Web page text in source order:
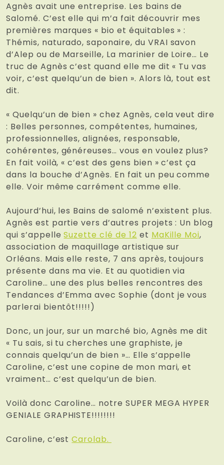
Agnès avait une entreprise. Les bains de
Salomé. C’est elle qui m’a fait découvrir mes
premières marques « bio et équitables » :
Thémis, naturado, saponaire, du VRAI savon
d’Alep ou de Marseille, La marinier de Loire… Le
truc de Agnès c’est quand elle me dit « Tu vas
voir, c’est quelqu’un de bien ». Alors là, tout est
dit.
« Quelqu’un de bien » chez Agnès, cela veut dire
: Belles personnes, compétentes, humaines,
professionnelles, alignées, responsable,
cohérentes, généreuses… vous en voulez plus?
En fait voilà, « c’est des gens bien » c’est ça
dans la bouche d’Agnès. En fait un peu comme
elle. Voir même carrément comme elle.
Aujourd’hui, les Bains de salomé n’existent plus.
Agnès est partie vers d’autres projets : Un blog
qui s’appelleSuzette clé de 12 et MaKille Moi,
association de maquillage artistique sur
Orléans. Mais elle reste, 7 ans après, toujours
présente dans ma vie. Et au quotidien via
Caroline… une des plus belles rencontres des
Tendances d’Emma avec Sophie (dont je vous
parlerai bientôt!!!!!)
Donc, un jour, sur un marché bio, Agnès me dit
« Tu sais, si tu cherches une graphiste, je
connais quelqu’un de bien »… Elle s’appelle
Caroline, c’est une copine de mon mari, et
vraiment… c’est quelqu’un de bien.
Voilà donc Caroline… notre SUPER MEGA HYPER
GENIALE GRAPHISTE!!!!!!!!
Caroline, c’estCarolab.